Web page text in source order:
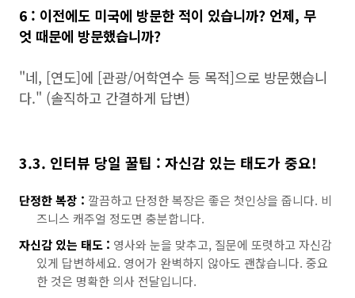
6 : 이전에도 미국에 방문한 적이 있습니까? 언제, 무
엇 때문에 방문했습니까?
"네, [연도]에 [관광/어학연수 등 목적]으로 방문했습니
다." (솔직하고 간결하게 답변)
3.3. 인터뷰 당일 꿀팁 : 자신감 있는 태도가 중요!
단정한 복장 : 깔끔하고 단정한 복장은 좋은 첫인상을 줍니다. 비
즈니스 캐주얼 정도면 충분합니다.
자신감 있는 태도 : 영사와 눈을 맞추고, 질문에 또렷하고 자신감
있게 답변하세요. 영어가 완벽하지 않아도 괜찮습니다. 중요
한 것은 명확한 의사 전달입니다.